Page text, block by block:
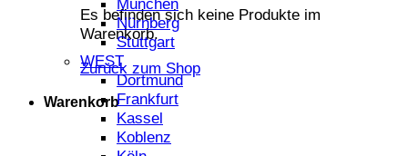
Es befinden sich keine Produkte im
Warenkorb.
Zurück zum Shop
Warenkorb
Nürnberg
Stuttgart
WEST
Dortmund
Frankfurt
Kassel
Koblenz